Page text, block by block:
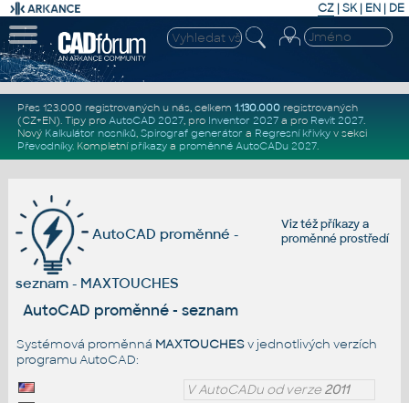
CZ | SK| EN | DE
Přes 123.000 registrovaných u nás, celkem 1.130.000registrovaných
(CZ+EN). Tipy pro AutoCAD 2027, pro Inventor 2027a pro Revit 2027.
Nový Kalkulátor nosníků, Spirograf generátor a Regresní křivkyv sekci
Převodníky. Kompletní příkazya proměnné AutoCADu 2027.
Viz téžpříkazya
proměnné prostředí
AutoCAD proměnné -
seznam - MAXTOUCHES
AutoCAD proměnné - seznam
Systémová proměnná MAXTOUCHESv jednotlivých verzích
programu AutoCAD:
V AutoCADu od verze2011